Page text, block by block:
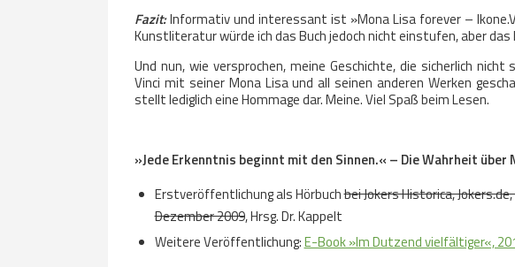
Fazit:Informativ und interessant ist »Mona Lisa forever –
Kunstliteratur würde ich das Buch jedoch nicht einstufen, aber das
Und nun, wie versprochen, meine Geschichte, die sicherlich
Vinci mit seiner Mona Lisa und all seinen anderen Werken
stellt lediglich eine Hommage dar. Meine. Viel Spaß beim Lesen.
»Jede Erkenntnis beginnt mit den Sinnen.« – Die Wahrheit über
Erstveröffentlichung als Hörbuchbei Jokers Historica,
Dezember 2009, Hrsg. Dr. Kappelt
Weitere Veröffentlichung:E-Book »Im Dutzend vielfältiger«,